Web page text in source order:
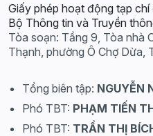
Giấy phép hoạt động tạp
Bộ Thông tin và Truyền
Tòa soạn: Tầng 9, Tòa nhà
Thạnh, phường Ô Chợ Dừa,
Tổng biên tập: NGUYỄN
Phó TBT: PHẠM TIẾN
Phó TBT: TRẦN THỊ